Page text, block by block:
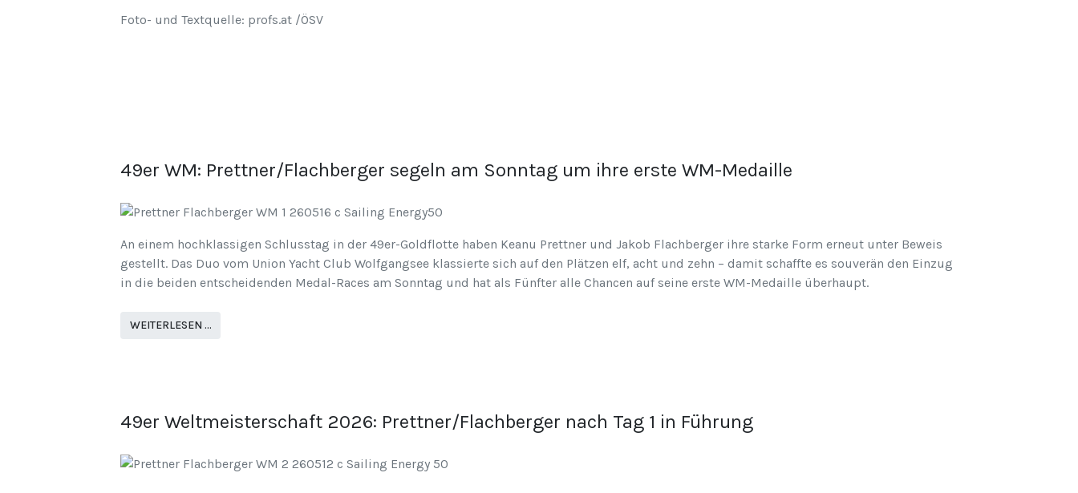
Foto- und Textquelle: profs.at /ÖSV
49er WM: Prettner/Flachberger segeln am Sonntag um ihre erste WM-Medaille
An einem hochklassigen Schlusstag in der 49er-Goldflotte haben Keanu Prettner und Jakob Flachberger ihre starke Form erneut unter Beweis
gestellt. Das Duo vom Union Yacht Club Wolfgangsee klassierte sich auf den Plätzen elf, acht und zehn – damit schaffte es souverän den Einzug
in die beiden entscheidenden Medal-Races am Sonntag und hat als Fünfter alle Chancen auf seine erste WM-Medaille überhaupt.
WEITERLESEN …
49er Weltmeisterschaft 2026: Prettner/Flachberger nach Tag 1 in Führung